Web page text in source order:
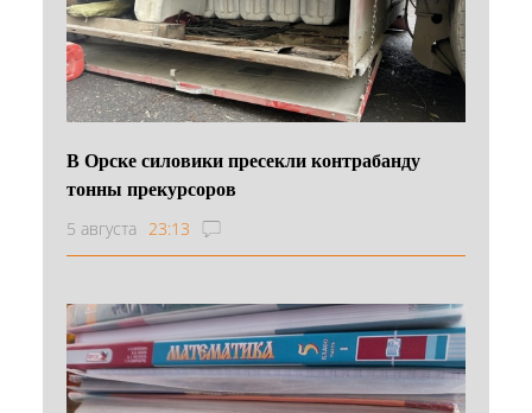
В Орске силовики пресекли контрабанду
тонны прекурсоров
5 августа 23:13